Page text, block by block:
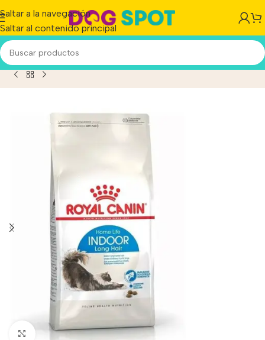
Saltar a la navegación
Saltar al contenido principal
Inicio/ Producto/
Haga clic para ampliar